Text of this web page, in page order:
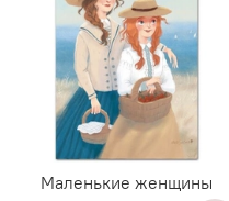
Маленькие женщины